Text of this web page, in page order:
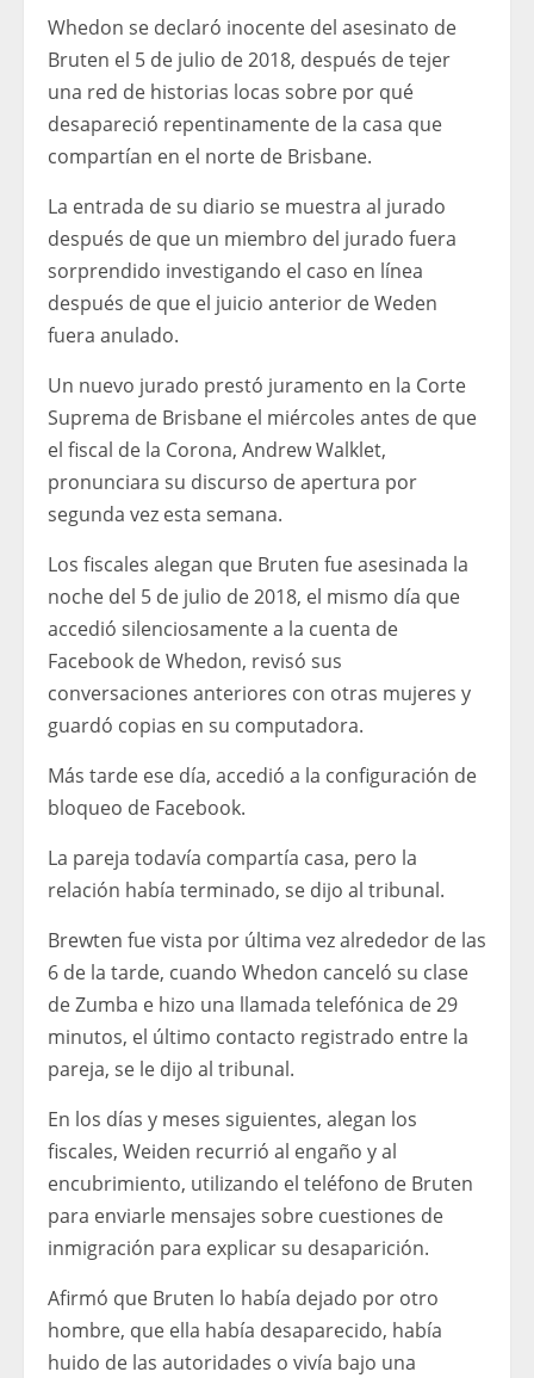
Whedon se declaró inocente del asesinato de
Bruten el 5 de julio de 2018, después de tejer
una red de historias locas sobre por qué
desapareció repentinamente de la casa que
compartían en el norte de Brisbane.
La entrada de su diario se muestra al jurado
después de que un miembro del jurado fuera
sorprendido investigando el caso en línea
después de que el juicio anterior de Weden
fuera anulado.
Un nuevo jurado prestó juramento en la Corte
Suprema de Brisbane el miércoles antes de que
el fiscal de la Corona, Andrew Walklet,
pronunciara su discurso de apertura por
segunda vez esta semana.
Los fiscales alegan que Bruten fue asesinada la
noche del 5 de julio de 2018, el mismo día que
accedió silenciosamente a la cuenta de
Facebook de Whedon, revisó sus
conversaciones anteriores con otras mujeres y
guardó copias en su computadora.
Más tarde ese día, accedió a la configuración de
bloqueo de Facebook.
La pareja todavía compartía casa, pero la
relación había terminado, se dijo al tribunal.
Brewten fue vista por última vez alrededor de las
6 de la tarde, cuando Whedon canceló su clase
de Zumba e hizo una llamada telefónica de 29
minutos, el último contacto registrado entre la
pareja, se le dijo al tribunal.
En los días y meses siguientes, alegan los
fiscales, Weiden recurrió al engaño y al
encubrimiento, utilizando el teléfono de Bruten
para enviarle mensajes sobre cuestiones de
inmigración para explicar su desaparición.
Afirmó que Bruten lo había dejado por otro
hombre, que ella había desaparecido, había
huido de las autoridades o vivía bajo una